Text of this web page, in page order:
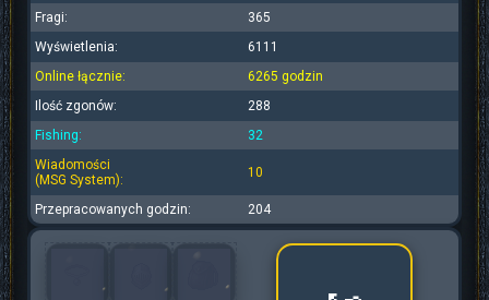
Fragi:
365
Wyświetlenia:
6111
Online łącznie:
6265 godzin
Ilość zgonów:
288
Fishing:
32
Wiadomości
(MSG System):
10
Przepracowanych godzin: 204